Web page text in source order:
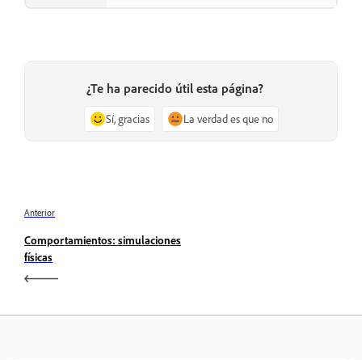
¿Te ha parecido útil esta página?
Sí, gracias La verdad es que no
Anterior
Comportamientos: simulaciones
físicas